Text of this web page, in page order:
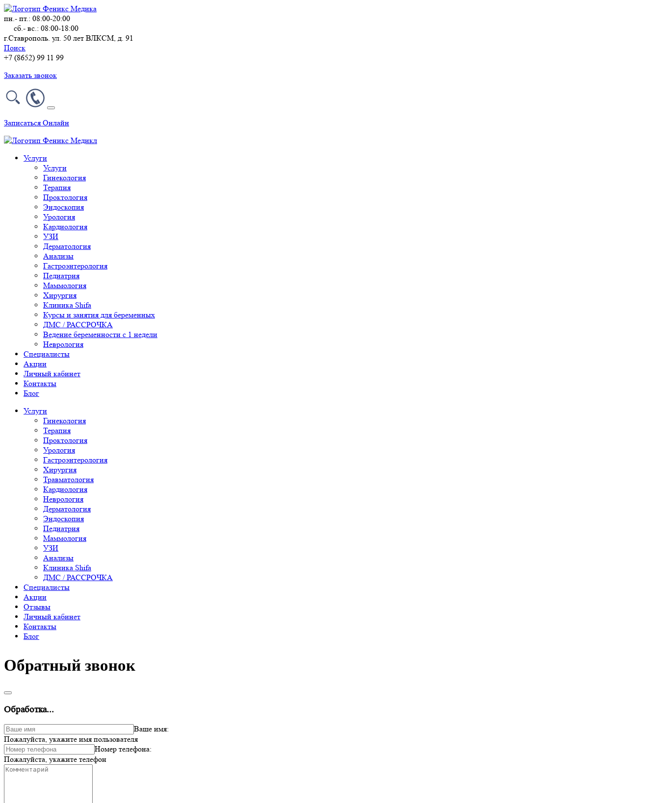
пн.- пт.: 08:00-20:00
сб.- вс.: 08:00-18:00
г.Ставрополь. ул. 50 лет ВЛКСМ, д. 91
Поиск
+7 (8652) 99 11 99
Заказать звонок
Записаться Онлайн
Услуги
Услуги
Гинекология
Терапия
Проктология
Эндоскопия
Урология
Кардиология
УЗИ
Дерматология
Анализы
Гастроэнтерология
Педиатрия
Маммология
Хирургия
Клиника Shifa
Курсы и занятия для беременных
ДМС / РАССРОЧКА
Ведение беременности с 1 недели
Неврология
Специалисты
Акции
Личный кабинет
Контакты
Блог
Услуги
Гинекология
Терапия
Проктология
Урология
Гастроэнтерология
Хирургия
Травматология
Кардиология
Неврология
Дерматология
Эндоскопия
Педиатрия
Маммология
УЗИ
Анализы
Клиника Shifa
ДМС / РАССРОЧКА
Специалисты
Акции
Отзывы
Личный кабинет
Контакты
Блог
Обратный звонок
Обработка...
Ваше имя:
Пожалуйста, укажите имя пользователя
Номер телефона:
Пожалуйста, укажите телефон